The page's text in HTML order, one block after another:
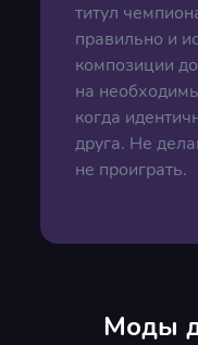
титул
правильно и
композиции
на
когда
друга. Не
не проиграть.
Моды